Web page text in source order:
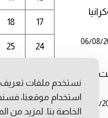
06/08/
06/08/
17
18
24
25
نستخدم ملفات تعريف
استخدام موقعنا،
الخاصة بنا. لمزيد من